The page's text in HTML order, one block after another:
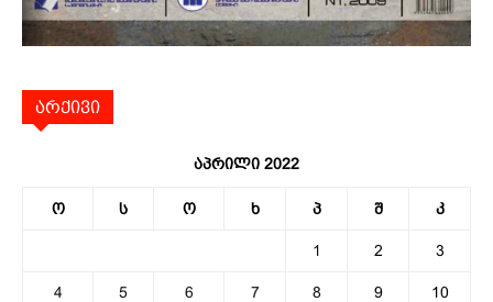
არქივი
აპრილი 2022
ო ს ო ხ პ შ კ
1 2 3
4 5 6 7 8 9 10